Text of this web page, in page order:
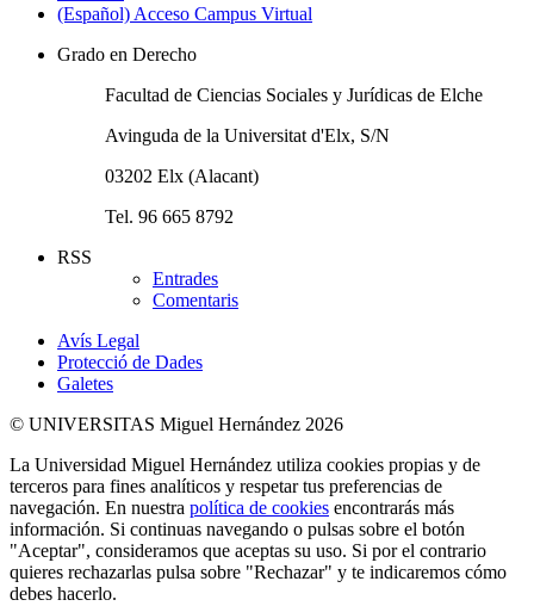
(Español) Acceso Campus Virtual
Grado en Derecho
Facultad de Ciencias Sociales y Jurídicas de Elche
Avinguda de la Universitat d'Elx, S/N
03202 Elx (Alacant)
Tel. 96 665 8792
RSS
Entrades
Comentaris
Avís Legal
Protecció de Dades
Galetes
© UNIVERSITAS Miguel Hernández 2026
La Universidad Miguel Hernández utiliza cookies propias y de
terceros para fines analíticos y respetar tus preferencias de
navegación. En nuestra política de cookies encontrarás más
información. Si continuas navegando o pulsas sobre el botón
"Aceptar", consideramos que aceptas su uso. Si por el contrario
quieres rechazarlas pulsa sobre "Rechazar" y te indicaremos cómo
debes hacerlo.